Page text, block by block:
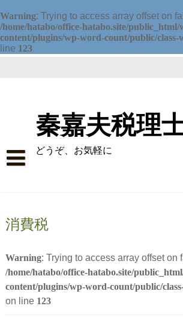
Warning: Trying to access array offset on
/home/hatabo/office-hatabo.site/public_html/
content/plugins/wp-word-count/public/
line 123
秦嘉夫税理
どうぞ、お気軽に
料金表（譲渡所得税・相続税）
料金表 譲渡所得（土地建物・分離課税
事務所概要
消費税
Warning: Trying to access array offset on
/home/hatabo/office-hatabo.site/
content/plugins/wp-word-count/public/
on line 123